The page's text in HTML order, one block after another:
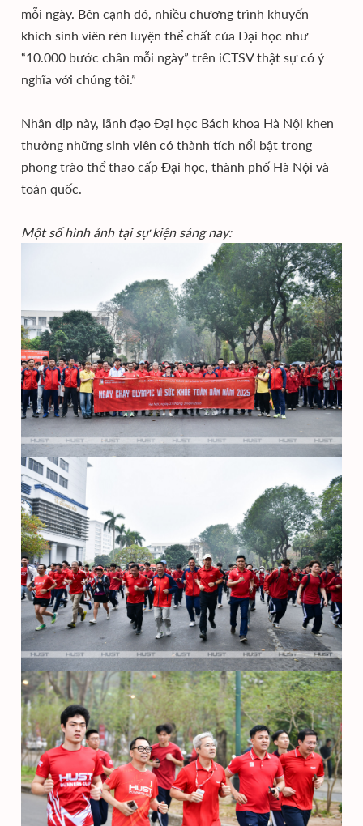
mỗi ngày. Bên cạnh đó, nhiều chương trình khuyến
khích sinh viên rèn luyện thể chất của Đại học như
“10.000 bước chân mỗi ngày” trên iCTSV thật sự có ý
nghĩa với chúng tôi.”
Nhân dịp này, lãnh đạo Đại học Bách khoa Hà Nội khen
thưởng những sinh viên có thành tích nổi bật trong
phong trào thể thao cấp Đại học, thành phố Hà Nội và
toàn quốc.
Một số hình ảnh tại sự kiện sáng nay: